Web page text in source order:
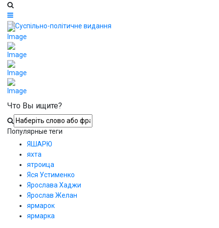
Что Вы ищите?
Популярные теги
ЯШАРЮ
яхта
ятроица
Яся Устименко
Ярослава Хаджи
Ярослав Желан
ярмарок
ярмарка